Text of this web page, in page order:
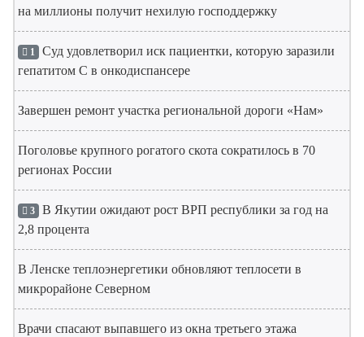
на миллионы получит нехилую господдержку
1 Суд удовлетворил иск пациентки, которую заразили
гепатитом С в онкодиспансере
Завершен ремонт участка региональной дороги «Нам»
Поголовье крупного рогатого скота сократилось в 70
регионах России
3 В Якутии ожидают рост ВРП республики за год на
2,8 процента
В Ленске теплоэнергетики обновляют теплосети в
микрорайоне Северном
Врачи спасают выпавшего из окна третьего этажа